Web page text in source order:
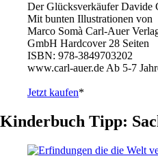
Der Glücksverkäufer Davide
Mit bunten Illustrationen von
Marco Somà Carl-Auer
GmbH Hardcover 28 Seiten
ISBN: 978-3849703202
www.carl-auer.de Ab 5-7
Jetzt kaufen*
Kinderbuch Tipp: